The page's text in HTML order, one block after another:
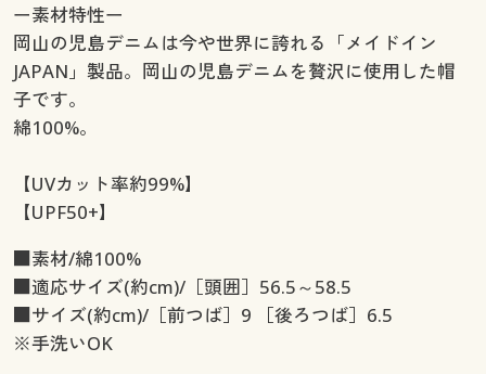
ー素材特性ー
岡山の児島デニムは今や世界に誇れる「メイドイン
JAPAN」製品。岡山の児島デニムを贅沢に使用した帽
子です。
綿100%。
【UVカット率約99%】
【UPF50+】
■素材/綿100%
■適応サイズ(約cm)/［頭囲］56.5～58.5
■サイズ(約cm)/［前つば］9 ［後ろつば］6.5
※手洗いOK